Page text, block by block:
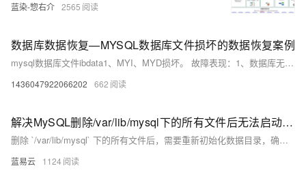
蓝染-惣右介 2565
数据库数据恢复—MYSQL数据库文件损坏的数据恢复案例
mysql数据库文件ibdata1、MYI、MYD损坏。 故障表现：1、数据库无法进行查询等操作；2、使用mysqlcheck和myisamchk无法修复数据库。
1436047922066202 662
解决MySQL删除/var/lib/mysql下的所有文件后无法启动的问题
删除 `/var/lib/mysql` 下的所有文件后，需要重新初始化数据目录，确保正确的权限设置，并重新启动 MySQL 服务。通过按照上述步骤操作，可以解决 MySQL 无法启动的问题，并恢复数据库的正常运行。初始化数据目录后，别忘了配置安全设置，并根据需要恢复备份数据。这些步骤不仅能够恢复 MySQL 的正常运行，还能确保数据库的安全性和完整性。
蓝易云 1124